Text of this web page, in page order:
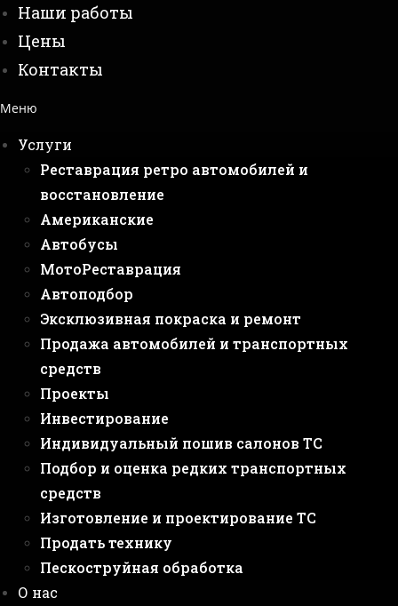
Наши работы
Цены
Контакты
Меню
Услуги
Реставрация ретро автомобилей и
восстановление
Американские
Автобусы
МотоРеставрация
Автоподбор
Эксклюзивная покраска и ремонт
Продажа автомобилей и транспортных
средств
Проекты
Инвестирование
Индивидуальный пошив салонов ТС
Подбор и оценка редких транспортных
средств
Изготовление и проектирование ТС
Продать технику
Пескоструйная обработка
О нас